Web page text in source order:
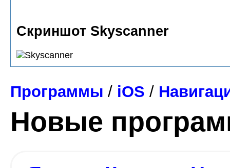
Скриншот Skyscanner
Программы / iOS /
Новые